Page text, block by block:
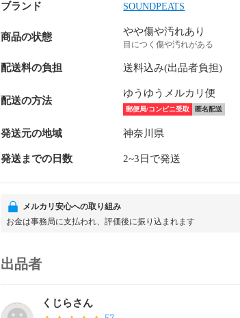
ブランド SOUNDPEATS
商品の状態 やや傷や汚れあり
目につく傷や汚れがある
配送料の負担 送料込み(出品者負担)
配送の方法
ゆうゆうメルカリ便
郵便局/コンビニ受取 匿名配送
発送元の地域 神奈川県
発送までの日数 2~3日で発送
メルカリ安心への取り組み
お金は事務局に支払われ、評価後に振り込まれます
出品者
くじらさん